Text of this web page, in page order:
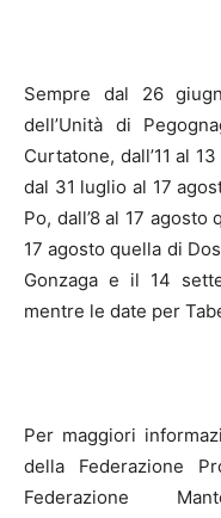
Sempre dal 26
dell’Unità di
Curtatone, dall’11 al
dal 31 luglio al 17
Po, dall’8 al 17
17 agosto quella di
Gonzaga e il 14
mentre le date per
Per maggiori
della Federazione
Federazione